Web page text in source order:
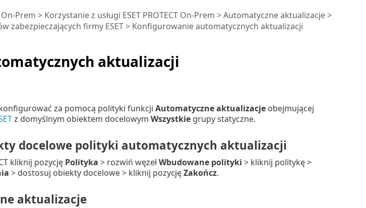
aktualizacji
On-Prem > Korzystanie z usługi ESET PROTECT On-Prem >Automatyczne aktualizacje>
zabezpieczających firmy ESET> Konfigurowanie automatycznych aktualizacji
za pomocą polityki funkcji Automatyczne aktualizacjeobejmującej
z domyślnym obiektem docelowym Wszystkiegrupy statyczne.
docelowe polityki automatycznych aktualizacji
kliknij pozycję Polityka > rozwiń węzełWbudowane polityki > kliknij politykę >
> dostosuj obiekty docelowe > kliknij pozycjęZakończ.
aktualizacje